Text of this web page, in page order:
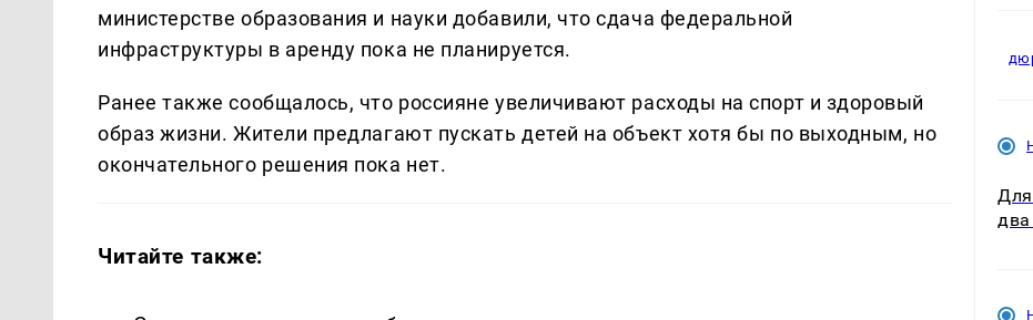
министерстве образования и науки добавили, что сдача федеральной
инфраструктуры в аренду пока не планируется.
Ранее также сообщалось, что россияне увеличивают расходы на спорт и здоровый
образ жизни. Жители предлагают пускать детей на объект хотя бы по выходным, но
окончательного решения пока нет.
Читайте также:
два